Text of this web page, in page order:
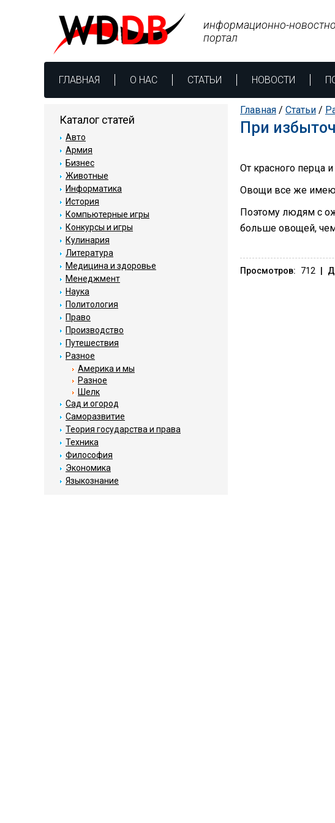
ГЛАВНАЯ О НАС СТАТЬИ НОВОСТИ
информационно-
портал
Главная / Статьи /
При
От красного перца
Овощи все же
Поэтому людям с
больше овощей,
Просмотров: 712
Каталог статей
Авто
Армия
Бизнес
Животные
Информатика
История
Компьютерные игры
Конкурсы и игры
Кулинария
Литература
Медицина и здоровье
Менеджмент
Наука
Политология
Право
Производство
Путешествия
Разное
Америка и мы
Разное
Шелк
Сад и огород
Саморазвитие
Теория государства и права
Техника
Философия
Экономика
Языкознание